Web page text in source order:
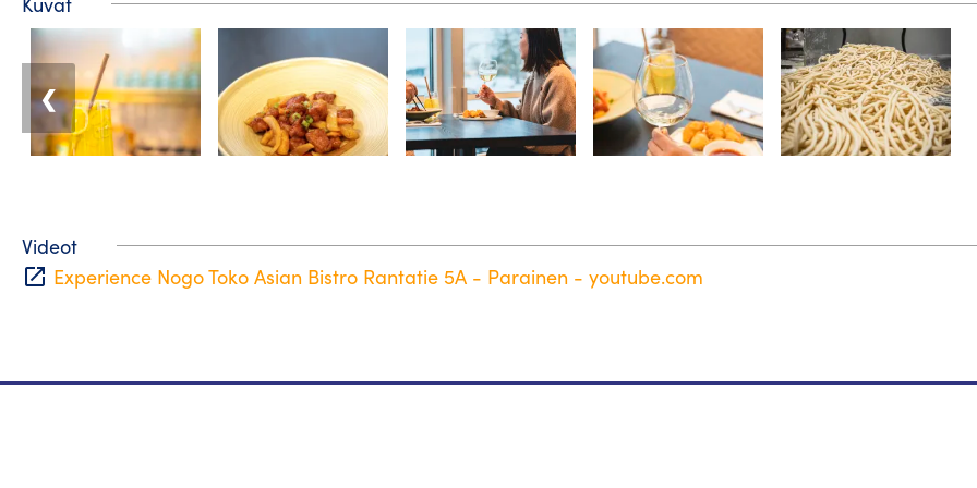
❮
Videot
open_in_new Experience Nogo Toko Asian Bistro Rantatie 5A - Parainen - youtube.com